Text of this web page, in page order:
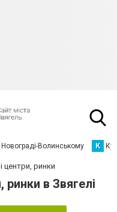
Новограді-Волинському К
центри, ринки
ринки в Звягелі